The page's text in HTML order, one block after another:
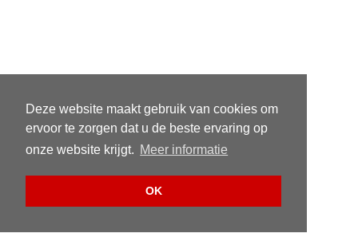
Deze website maakt gebruik van cookies om
ervoor te zorgen dat u de beste ervaring op
onze website krijgt. Meer informatie
OK